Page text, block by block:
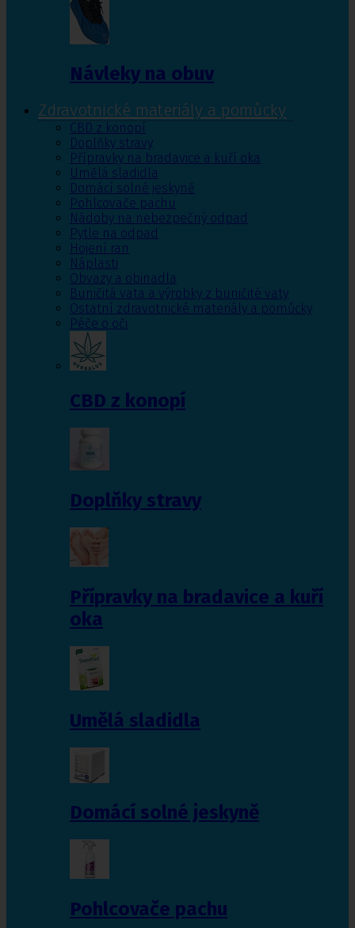
Návleky na obuv
Zdravotnické materiály a pomůcky
CBD z konopí
Doplňky stravy
Přípravky na bradavice a kuří oka
Umělá sladidla
Domácí solné jeskyně
Pohlcovače pachu
Nádoby na nebezpečný odpad
Pytle na odpad
Hojení ran
Náplasti
Obvazy a obinadla
Buničitá vata a výrobky z buničité vaty
Ostatní zdravotnické materiály a pomůcky
Péče o oči
CBD z konopí
Doplňky stravy
Přípravky na bradavice a kuří
oka
Umělá sladidla
Domácí solné jeskyně
Pohlcovače pachu